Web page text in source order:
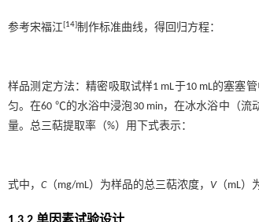
参考宋福江[14]制作标准曲线，得回归方程：
样品测定方法：精密吸取试样1 mL于10 mL的塞塞
匀。在60 ℃的水浴中浸泡30 min，在冰水浴中（流
量。总三萜提取率（%）用下式表示：
式中， C（mg/mL）为样品的总三萜浓度， V（mL）